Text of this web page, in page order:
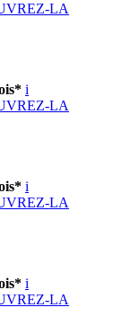
LA
i
LA
i
LA
i
LA